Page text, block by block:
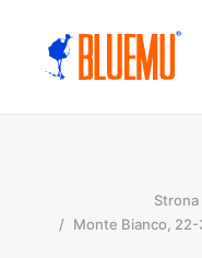
Strona
Monte Bianco,